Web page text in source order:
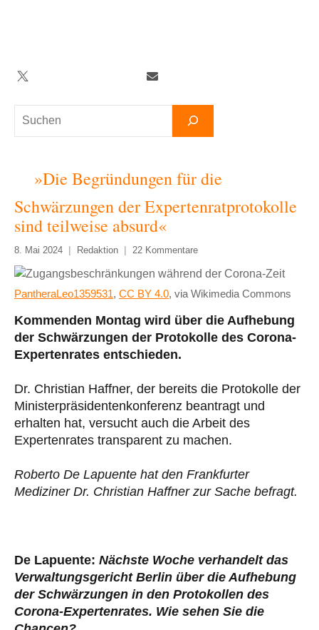
Suchen
Twitter TelegramNewsletter
»Die Begründungen für die
Schwärzungen der Expertenratprotokolle
sind teilweise absurd«
8. Mai 2024 Redaktion 22 Kommentare
PantheraLeo1359531, CC BY 4.0, via Wikimedia Commons
Kommenden Montag wird über die Aufhebung
der Schwärzungen der Protokolle des Corona-
Expertenrates entschieden.
Dr. Christian Haffner, der bereits die Protokolle der
Ministerpräsidentenkonferenz beantragt und
erhalten hat, versucht auch die Arbeit des
Expertenrates transparent zu machen.
Roberto De Lapuente hat den Frankfurter
Mediziner Dr. Christian Haffner zur Sache befragt.
De Lapuente: Nächste Woche verhandelt das
Verwaltungsgericht Berlin über die Aufhebung
der Schwärzungen in den Protokollen des
Corona-Expertenrates. Wie sehen Sie die